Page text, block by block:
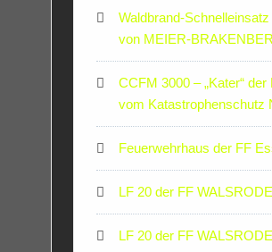
Waldbrand-
von MEIER-
CCFM 3000 – „Kater“
vom Katastrophenschutz
Feuerwehrhaus der FF
LF 20 der FF
LF 20 der FF